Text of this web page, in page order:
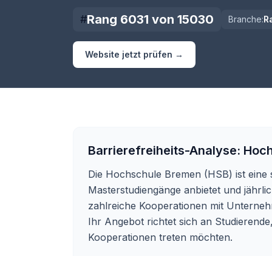
#Rang 6031 von 15030 Branche:
Website jetzt prüfen →
Barrierefreiheits-Analyse:
Die Hochschule Bremen (HSB) ist
Masterstudiengänge anbietet und
zahlreiche Kooperationen mit
Ihr Angebot richtet sich an
Kooperationen treten möchten.